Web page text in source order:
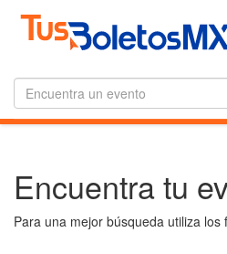
Encuentra tu
Para una mejor búsqueda utiliza